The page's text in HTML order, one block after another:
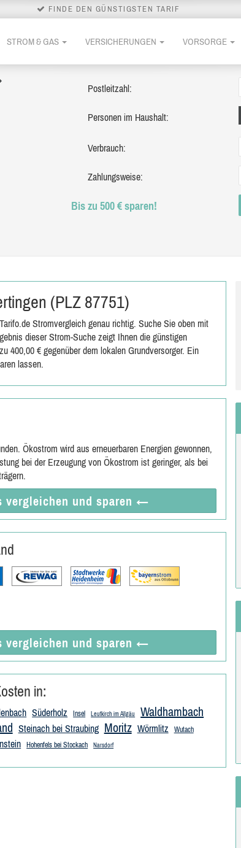
FINDE DEN GÜNSTIGSTEN TARIF
STROM & GAS VERSICHERUNGEN VORSORGE
Postleitzahl:
Personen im Haushalt:
Verbrauch:
Zahlungsweise:
Bis zu 500 € sparen!
(PLZ 87751)
Stromvergleich genau richtig. Suche Sie oben mit
dieser Strom-Suche zeigt Ihnen die günstigen
400,00 € gegenüber dem lokalen Grundversorger. Ein
lassen.
Ökostrom wird aus erneuerbaren Energien gewonnen,
bei der Erzeugung von Ökostrom ist geringer, als bei
vergleichen und sparen ←
vergleichen und sparen ←
in:
Süderholz Insel Leutkirch im Allgäu Waldhambach
Steinach bei Straubing Moritz Wörmlitz Wutach
Hohenfels bei Stockach Narsdorf